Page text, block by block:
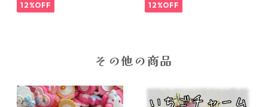
12%OFF 12%OFF
その他の商品